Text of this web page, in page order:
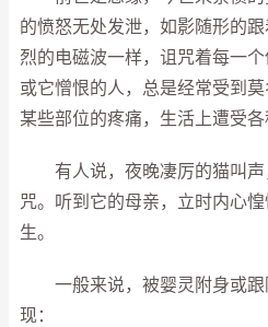
的愤怒无处发泄，如影随形的
烈的电磁波一样，诅咒着每一
或它憎恨的人，总是经常受到
某些部位的疼痛，生活上遭受各
有人说，夜晚凄厉的猫叫声
咒。听到它的母亲，立时内心
生。
一般来说，被婴灵附身或跟
现：